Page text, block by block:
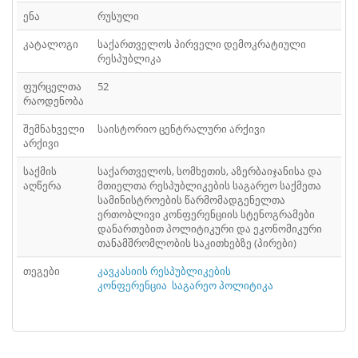
ᲤᲐᲘᲚᲘ
42
ᲤᲐᲘᲚᲘ 43
ᲤᲐᲘᲚᲘ
ᲤᲐᲘᲚᲘ
46
47
48
ᲤᲐᲘᲚᲘ 49
ᲤᲐᲘᲚᲘ 51
ენა
რუსული
კატალოგი
საქართველოს პირველი დემოკრატიული
რესპუბლიკა
ფურცელთა
რაოდენობა
52
შემნახველი
არქივი
საისტორიო ცენტრალური არქივი
საქმის
აღწერა
საქართველოს, სომხეთის, აზერბაიჯანისა და
მთიელთა რესპუბლიკების საგარეო საქმეთა
სამინისტროების წარმომადგენელთა
ერთობლივი კონფერენციის სტენოგრამები
დანართებით პოლიტიკური და ეკონომიკური
თანამშრომლობის საკითხებზე (პირები)
თეგები
კავკასიის რესპუბლიკების
კონფერენცია საგარეო პოლიტიკა